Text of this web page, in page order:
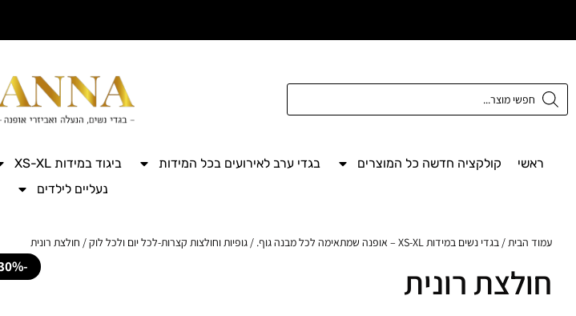
ראשי קולקציה חדשה כל המוצרים בגדי ערב לאירועים בכל המידות ביגוד במידות XS-XL
נעליים לילדים
עמוד הבית/ בגדי נשים במידות XS-XL – אופנה שמתאימה לכל מבנה גוף. / גופיות וחולצות קצרות-לכל יום ולכל לוק/ חולצת רונית
חולצת רונית -30%